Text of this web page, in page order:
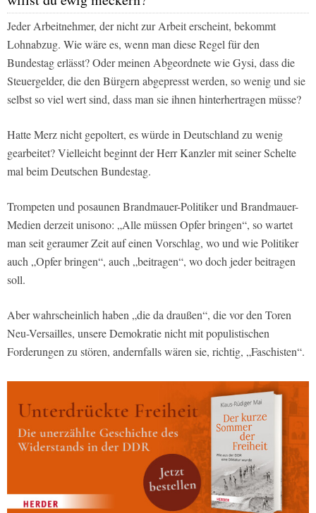
Jeder Arbeitnehmer, der nicht zur Arbeit erscheint, bekommt
Lohnabzug. Wie wäre es, wenn man diese Regel für den
Bundestag erlässt? Oder meinen Abgeordnete wie Gysi, dass die
Steuergelder, die den Bürgern abgepresst werden, so wenig und sie
selbst so viel wert sind, dass man sie ihnen hinterhertragen müsse?
Hatte Merz nicht gepoltert, es würde in Deutschland zu wenig
gearbeitet? Vielleicht beginnt der Herr Kanzler mit seiner Schelte
mal beim Deutschen Bundestag.
Trompeten und posaunen Brandmauer-Politiker und Brandmauer-
Medien derzeit unisono: „Alle müssen Opfer bringen“, so wartet
man seit geraumer Zeit auf einen Vorschlag, wo und wie Politiker
auch „Opfer bringen“, auch „beitragen“, wo doch jeder beitragen
soll.
Aber wahrscheinlich haben „die da draußen“, die vor den Toren
Neu-Versailles, unsere Demokratie nicht mit populistischen
Forderungen zu stören, andernfalls wären sie, richtig, „Faschisten“.